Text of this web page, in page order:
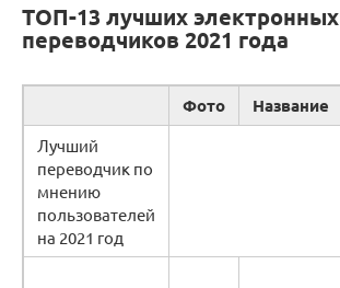
ТОП-13 лучших электронных
переводчиков 2021 года
Фото Название
Лучший
переводчик по
мнению
пользователей
на 2021 год